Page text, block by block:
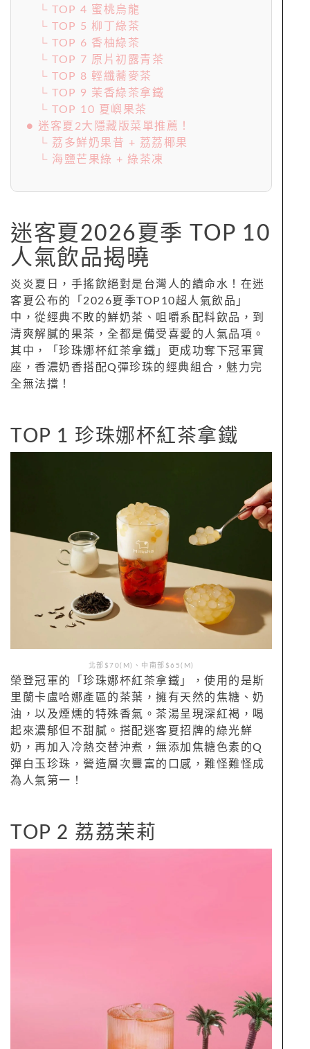
└ TOP 4 蜜桃烏龍
└ TOP 5 柳丁綠茶
└ TOP 6 香柚綠茶
└ TOP 7 原片初露青茶
└ TOP 8 輕纖蕎麥茶
└ TOP 9 茉香綠茶拿鐵
└ TOP 10 夏嶼果茶
● 迷客夏2大隱藏版菜單推薦！
└ 荔多鮮奶果昔 + 荔荔椰果
└ 海鹽芒果綠 + 綠茶凍
迷客夏2026夏季 TOP 10
人氣飲品揭曉
炎炎夏日，手搖飲絕對是台灣人的續命水！在迷
客夏公布的「2026夏季TOP10超人氣飲品」
中，從經典不敗的鮮奶茶、咀嚼系配料飲品，到
清爽解膩的果茶，全都是備受喜愛的人氣品項。
其中，「珍珠娜杯紅茶拿鐵」更成功奪下冠軍寶
座，香濃奶香搭配Q彈珍珠的經典組合，魅力完
全無法擋！
TOP 1 珍珠娜杯紅茶拿鐵
北部$70(M)、中南部$65(M)
榮登冠軍的「珍珠娜杯紅茶拿鐵」，使用的是斯
里蘭卡盧哈娜產區的茶葉，擁有天然的焦糖、奶
油，以及煙燻的特殊香氣。茶湯呈現深紅褐，喝
起來濃郁但不甜膩。搭配迷客夏招牌的綠光鮮
奶，再加入冷熱交替沖煮，無添加焦糖色素的Q
彈白玉珍珠，營造層次豐富的口感，難怪難怪成
為人氣第一！
TOP 2 荔荔茉莉